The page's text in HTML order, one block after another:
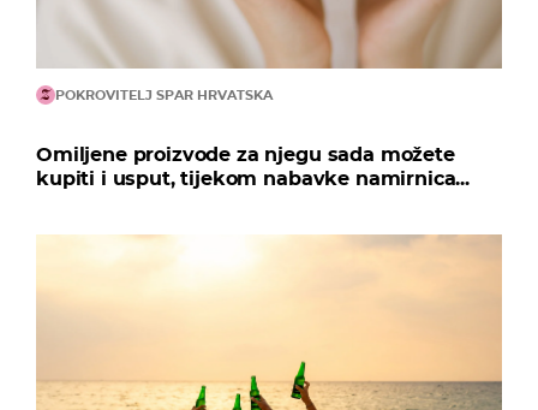
POKROVITELJ SPAR HRVATSKA
Omiljene proizvode za njegu sada možete
kupiti i usput, tijekom nabavke namirnica...